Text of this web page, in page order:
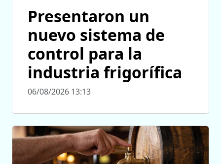
Presentaron un
nuevo sistema de
control para la
industria frigorífica
06/08/2026 13:13